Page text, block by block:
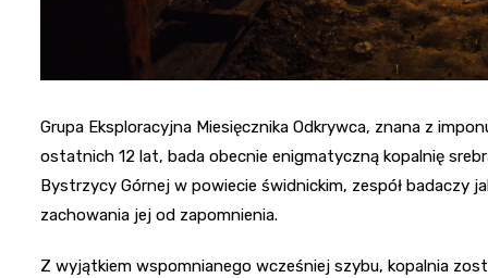
Grupa Eksploracyjna Miesięcznika Odkrywca, znana z
ostatnich 12 lat, bada obecnie enigmatyczną kopalnię
Bystrzycy Górnej w powiecie świdnickim, zespół badaczy
zachowania jej od zapomnienia.
Z wyjątkiem wspomnianego wcześniej szybu, kopalnia